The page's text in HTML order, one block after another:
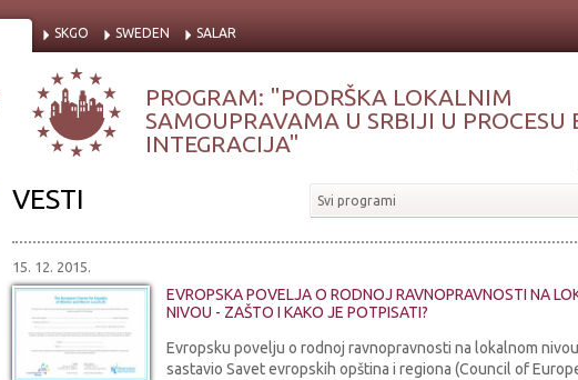
SKGO SWEDEN SALAR
PROGRAM: "PODRŠKA LOKALNIM
SAMOUPRAVAMA U SRBIJI U PROCESU
INTEGRACIJA"
Svi programi
VESTI
15. 12. 2015.
EVROPSKA POVELJA O RODNOJ RAVNOPRAVNOSTI NA
NIVOU - ZAŠTO I KAKO JE POTPISATI?
Evropsku povelju o rodnoj ravnopravnosti na lokalnom
sastavio Savet evropskih opština i regiona (Council of